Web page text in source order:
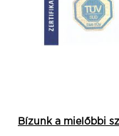
Bízunk a mielőbbi